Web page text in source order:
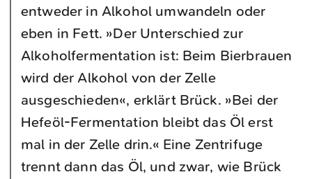
entweder in Alkohol umwandeln oder
eben in Fett. »Der Unterschied zur
Alkoholfermentation ist: Beim Bierbrauen
wird der Alkohol von der Zelle
ausgeschieden«, erklärt Brück. »Bei der
Hefeöl-Fermentation bleibt das Öl erst
mal in der Zelle drin.« Eine Zentrifuge
trennt dann das Öl, und zwar, wie Brück